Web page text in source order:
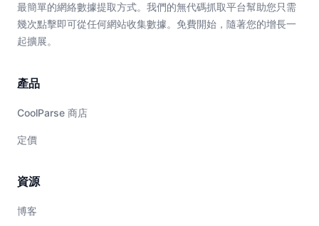
最簡單的網絡數據提取方式。我們的無代碼抓取平台幫助您只需
幾次點擊即可從任何網站收集數據。免費開始，隨著您的增長一
起擴展。
產品
CoolParse 商店
定價
資源
博客